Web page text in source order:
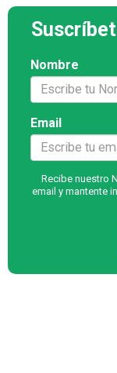
Nombre
Email
Recibe nuestro
email y mantente